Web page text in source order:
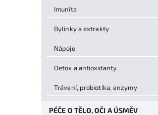
Imunita
Bylinky a extrakty
Nápoje
Detox a antioxidanty
Trávení, probiotika, enzymy
PÉČE O TĚLO, OČI A ÚSMĚV